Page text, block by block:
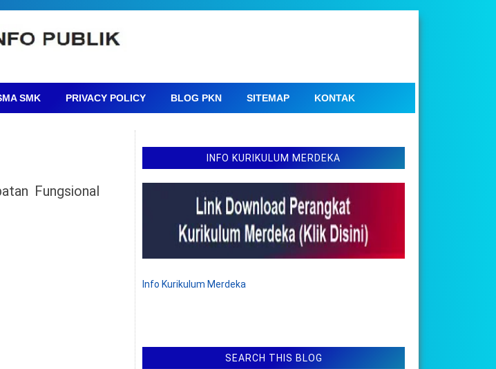
SMK PRIVACY POLICY BLOG PKN SITEMAP KONTAK
Fungsional
INFO KURIKULUM MERDEKA
Info Kurikulum Merdeka
SEARCH THIS BLOG